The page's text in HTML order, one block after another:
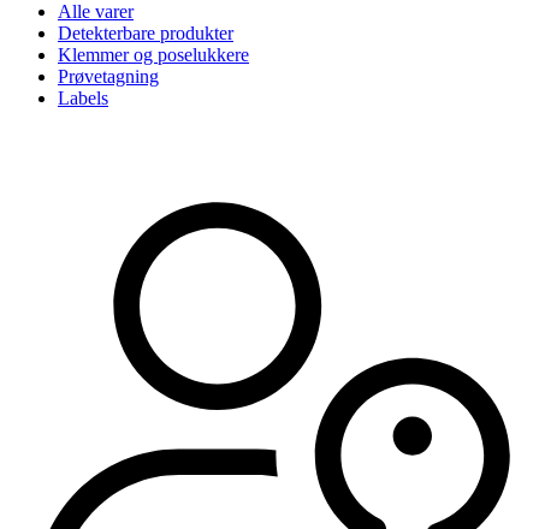
Alle varer
Detekterbare produkter
Klemmer og poselukkere
Prøvetagning
Labels